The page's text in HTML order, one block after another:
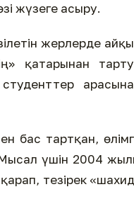
жүзеге асыру.
жерлерде
қатарынан
бас тартқан,
Мысал үшін 2004
қарап, тезірек